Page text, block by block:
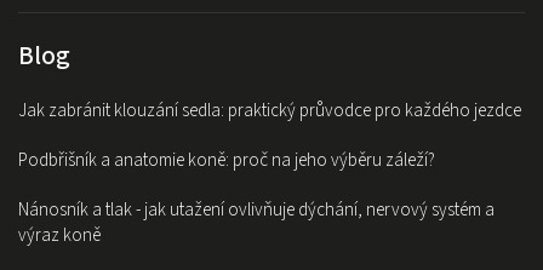
Blog
Jak zabránit klouzání sedla: praktický průvodce pro každého jezdce
Podbřišník a anatomie koně: proč na jeho výběru záleží?
Nánosník a tlak - jak utažení ovlivňuje dýchání, nervový systém a
výraz koně